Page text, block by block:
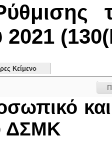
Κείμενο
ΔΣΜΚ